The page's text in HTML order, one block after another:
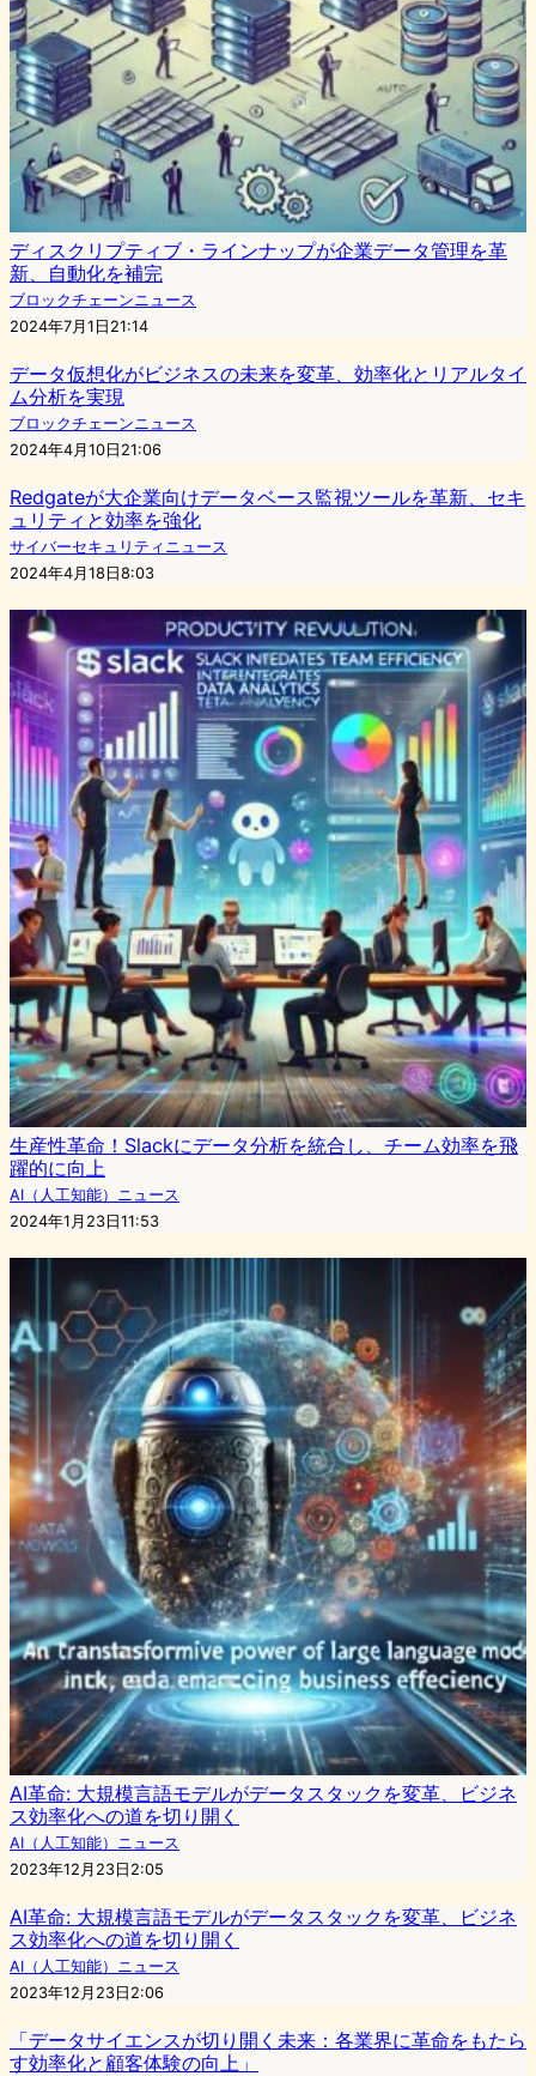
ディスクリプティブ・ラインナップが企業データ管理を革
新、自動化を補完
ブロックチェーンニュース
2024年7月1日21:14
データ仮想化がビジネスの未来を変革、効率化とリアルタイ
ム分析を実現
ブロックチェーンニュース
2024年4月10日21:06
Redgateが大企業向けデータベース監視ツールを革新、セキ
ュリティと効率を強化
サイバーセキュリティニュース
2024年4月18日8:03
生産性革命！Slackにデータ分析を統合し、チーム効率を飛
躍的に向上
AI（人工知能）ニュース
2024年1月23日11:53
AI革命: 大規模言語モデルがデータスタックを変革、ビジネ
ス効率化への道を切り開く
AI（人工知能）ニュース
2023年12月23日2:05
AI革命: 大規模言語モデルがデータスタックを変革、ビジネ
ス効率化への道を切り開く
AI（人工知能）ニュース
2023年12月23日2:06
「データサイエンスが切り開く未来：各業界に革命をもたら
す効率化と顧客体験の向上」